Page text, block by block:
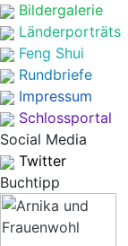
Bildergalerie
Länderporträts
Feng Shui
Rundbriefe
Impressum
Schlossportal
Social Media
Twitter
Buchtipp